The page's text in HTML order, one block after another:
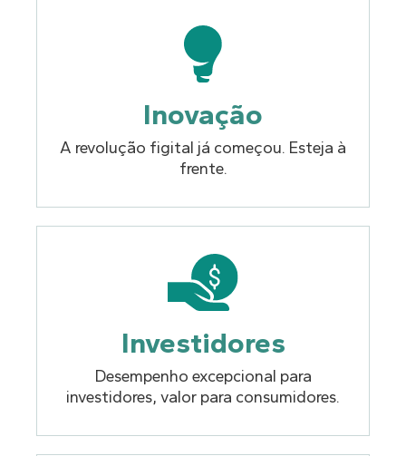
Inovação
A revolução figital já começou. Esteja à
frente.
Investidores
Desempenho excepcional para
investidores, valor para consumidores.